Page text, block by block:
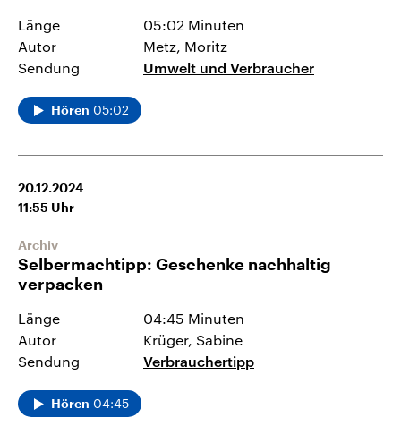
Länge
05:02 Minuten
Autor
Metz, Moritz
Sendung
Umwelt und Verbraucher
Hören 05:02
20.12.2024
11:55 Uhr
Archiv
Selbermachtipp: Geschenke nachhaltig
verpacken
Länge
04:45 Minuten
Autor
Krüger, Sabine
Sendung
Verbrauchertipp
Hören 04:45